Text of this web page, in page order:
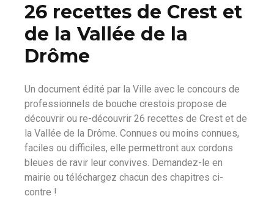
26 recettes de Crest et
de la Vallée de la
Drôme
Un document édité par la Ville avec le concours de
professionnels de bouche crestois propose de
découvrir ou re-découvrir 26 recettes de Crest et de
la Vallée de la Drôme. Connues ou moins connues,
faciles ou difficiles, elle permettront aux cordons
bleues de ravir leur convives. Demandez-le en
mairie ou téléchargez chacun des chapitres ci-
contre !